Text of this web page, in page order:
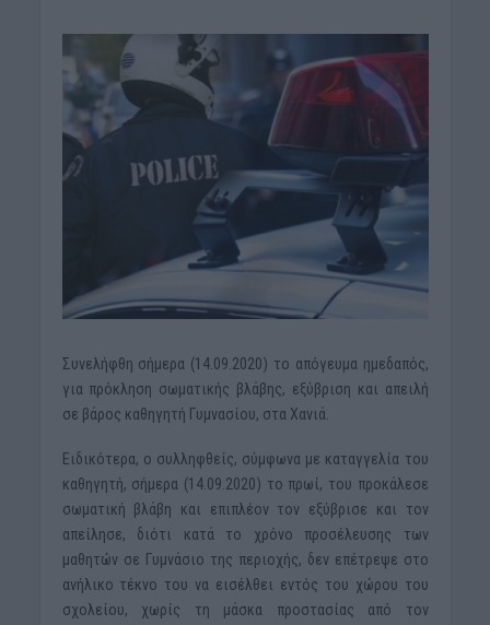
Συνελήφθη σήμερα (14.09.2020) το απόγευμα ημεδαπός,
για πρόκληση σωματικής βλάβης, εξύβριση και απειλή
σε βάρος καθηγητή Γυμνασίου, στα Χανιά.
Ειδικότερα, ο συλληφθείς, σύμφωνα με καταγγελία του
καθηγητή, σήμερα (14.09.2020) το πρωί, του προκάλεσε
σωματική βλάβη και επιπλέον τον εξύβρισε και τον
απείλησε, διότι κατά το χρόνο προσέλευσης των
μαθητών σε Γυμνάσιο της περιοχής, δεν επέτρεψε στο
ανήλικο τέκνο του να εισέλθει εντός του χώρου του
σχολείου, χωρίς τη μάσκα προστασίας από τον